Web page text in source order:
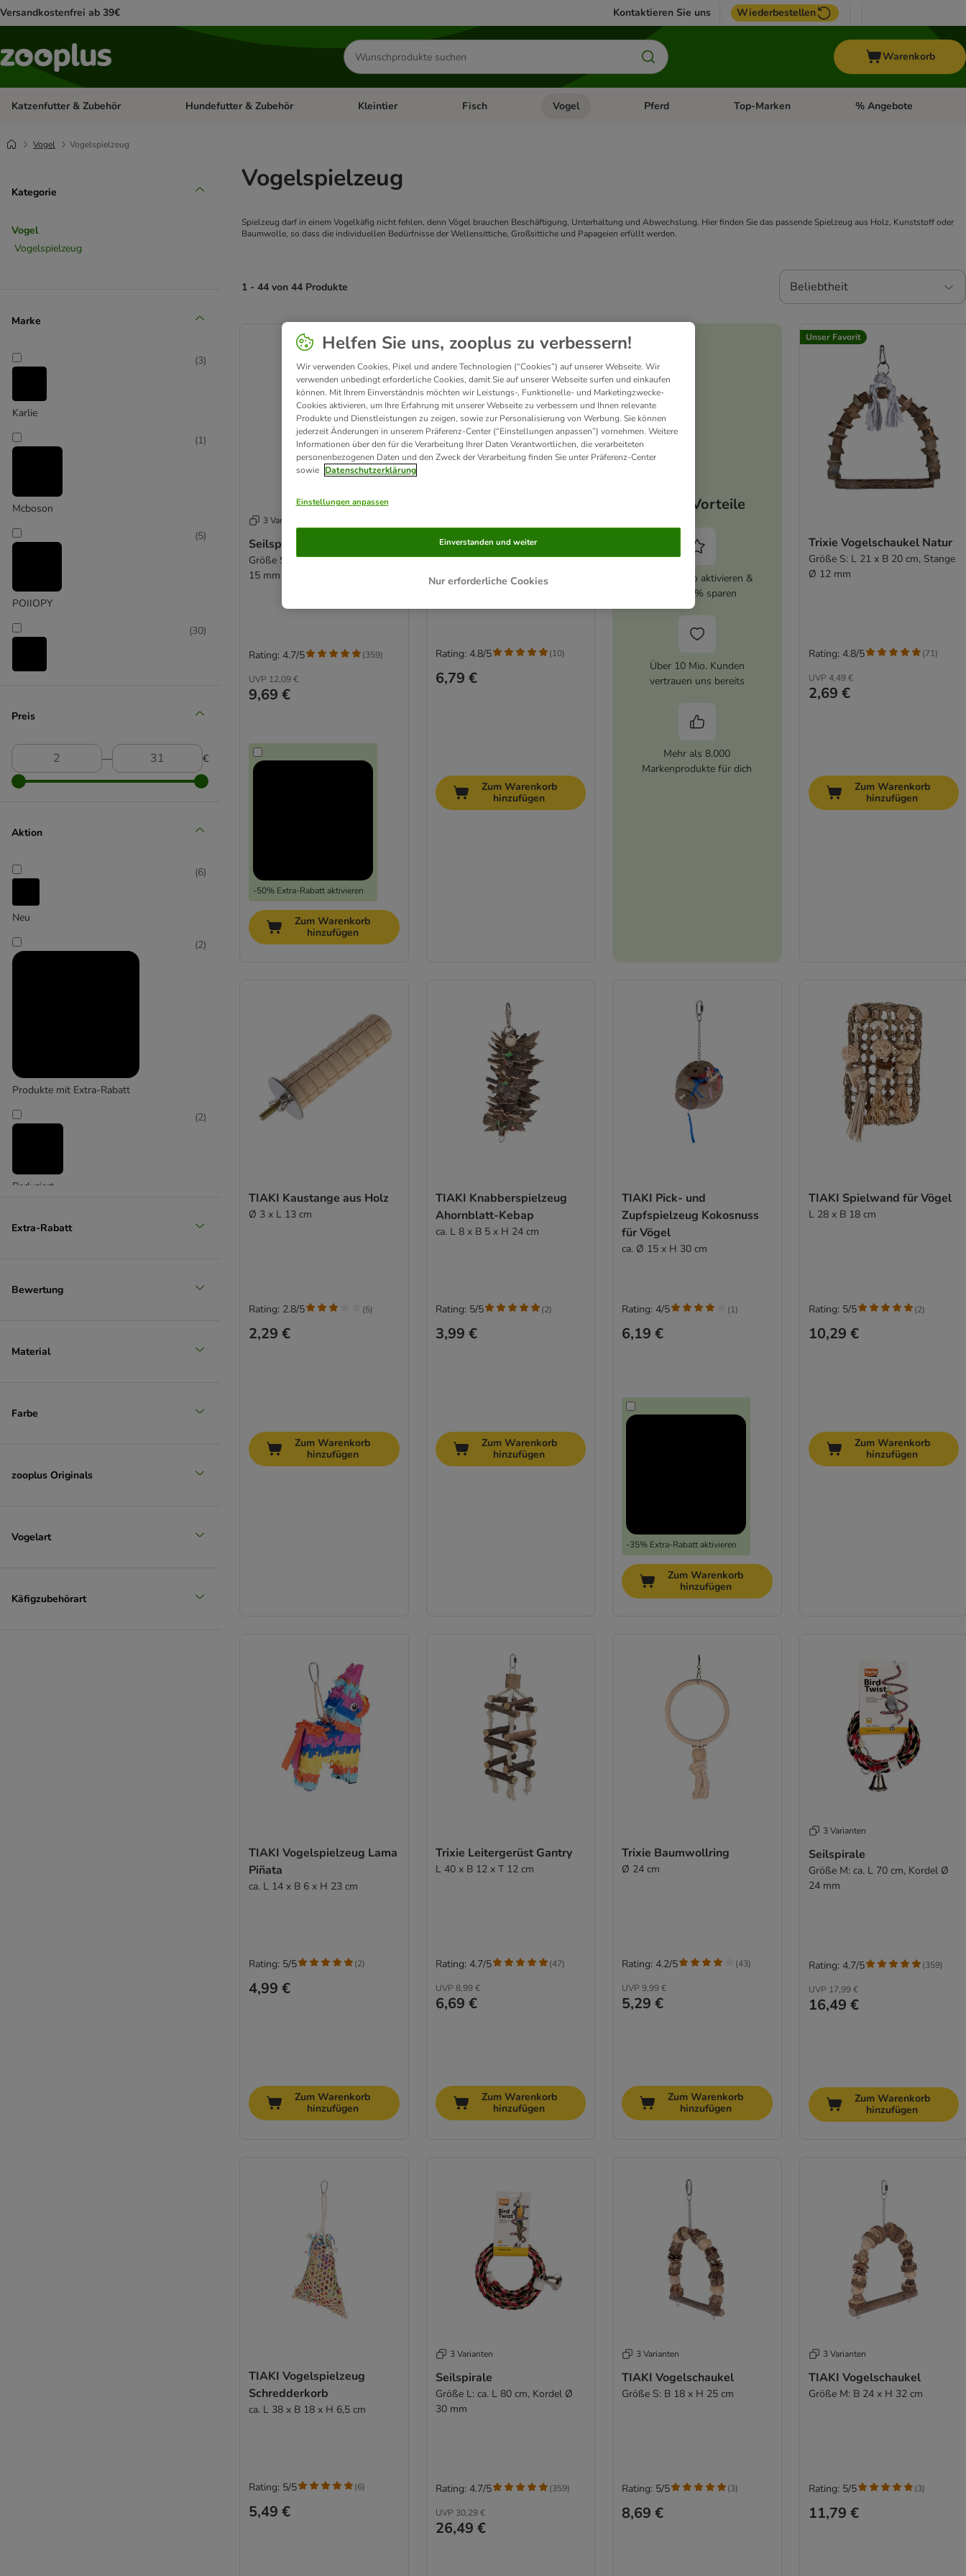
Versandkostenfrei ab 39€ Kontaktieren Sie uns Wiederbestellen
Produkte
suchen
Warenkorb
Katzenfutter & Zubehör Kategorie-Menü öffnen: Katzenfutter & Zubehör
Hundefutter & Zubehör Kategorie-Menü öffnen: Hundefutter & Zubehör
Kleintier Kategorie-Menü öffnen: Kleintier
Fisch Kategorie-Menü öffnen: Fisch
Vogel Kategorie-Menü öffnen: Vogel
Pferd Kategorie-Menü öffnen: Pferd
Top-Marken Kategorie-Menü öffnen:
% Angebote
Vogel Vogelspielzeug
Kategorie
Vogel
Vogelspielzeug
Marke
Karlie
(3)
Mcboson
(1)
POIIOPY
(5)
(30)
(5
Preis
― €
Aktion
Neu
(6)
Produkte mit Extra-Rabatt
(2)
Reduziert
(2)
Extra-Rabatt
Bewertung
Material
Farbe
zooplus Originals
Vogelart
Käfigzubehörart
Vogelspielzeug
Spielzeug darf in einem Vogelkäfig nicht fehlen, denn Vögel brauchen Beschäftigung, Unterhaltung und Abwechslung. Hier finden Sie das passende Spielzeug aus Holz, Kunststoff oder
Baumwolle, so dass die individuellen Bedürfnisse der Wellensittiche, Großsittiche und Papageien erfüllt werden.
1 - 44 von 44 Produkte Beliebtheit
product items have been changed
3 Varianten
Seilspirale
Größe S: ca. L 60 cm, Kordel Ø
15 mm
UVP 12,09 €
9,69 €
-50% Extra-Rabatt aktivieren
Rating: 4.7/5 (359)
Zum Warenkorb
hinzufügen
TIAKI Schredderspielzeug
aus Bambus und Papier
L 18 x B 13 x H 12 cm
6,79 €
Rating: 4.8/5 (10)
Zum Warenkorb
hinzufügen
Deine Vorteile
zooplus Abo aktivieren &
immer 5% sparen
Über 10 Mio. Kunden
vertrauen uns bereits
Mehr als 8.000
Markenprodukte für dich
Unser Favorit
Trixie Vogelschaukel Natur
Größe S: L 21 x B 20 cm, Stange
Ø 12 mm
UVP 4,49 €
2,69 €
Rating: 4.8/5 (71)
Zum Warenkorb
hinzufügen
TIAKI Kaustange aus Holz
Ø 3 x L 13 cm
2,29 €
Rating: 2.8/5 (5)
Zum Warenkorb
hinzufügen
TIAKI Knabberspielzeug
Ahornblatt-Kebap
ca. L 8 x B 5 x H 24 cm
3,99 €
Rating: 5/5 (2)
Zum Warenkorb
hinzufügen
TIAKI Pick- und
Zupfspielzeug Kokosnuss
für Vögel
ca. Ø 15 x H 30 cm
6,19 €
-35% Extra-Rabatt aktivieren
Rating: 4/5 (1)
Zum Warenkorb
hinzufügen
TIAKI Spielwand für Vögel
L 28 x B 18 cm
10,29 €
Rating: 5/5 (2)
Zum Warenkorb
hinzufügen
TIAKI Vogelspielzeug Lama
Piñata
ca. L 14 x B 6 x H 23 cm
4,99 €
Rating: 5/5 (2)
Zum Warenkorb
hinzufügen
Trixie Leitergerüst Gantry
L 40 x B 12 x T 12 cm
UVP 8,99 €
6,69 €
Rating: 4.7/5 (47)
Zum Warenkorb
hinzufügen
Trixie Baumwollring
Ø 24 cm
UVP 9,99 €
5,29 €
Rating: 4.2/5 (43)
Zum Warenkorb
hinzufügen
3 Varianten
Seilspirale
Größe M: ca. L 70 cm, Kordel Ø
24 mm
UVP 17,99 €
16,49 €
Rating: 4.7/5 (359)
Zum Warenkorb
hinzufügen
TIAKI Vogelspielzeug
Schredderkorb
ca. L 38 x B 18 x H 6,5 cm
5,49 €
Rating: 5/5 (6)
3 Varianten
Seilspirale
Größe L: ca. L 80 cm, Kordel Ø
30 mm
UVP 30,29 €
26,49 €
Rating: 4.7/5 (359)
3 Varianten
TIAKI Vogelschaukel
Größe S: B 18 x H 25 cm
8,69 €
Rating: 5/5 (3)
3 Varianten
TIAKI Vogelschaukel
Größe M: B 24 x H 32 cm
11,79 €
Rating: 5/5 (3)
Helfen Sie uns, zooplus zu verbessern!
Wir verwenden Cookies, Pixel und andere Technologien (“Cookies”) auf unserer Webseite. Wir
verwenden unbedingt erforderliche Cookies, damit Sie auf unserer Webseite surfen und einkaufen
können. Mit Ihrem Einverständnis möchten wir Leistungs-, Funktionelle- und Marketingzwecke-
Cookies aktivieren, um Ihre Erfahrung mit unserer Webseite zu verbessern und Ihnen relevante
Produkte und Dienstleistungen zu zeigen, sowie zur Personalisierung von Werbung. Sie können
jederzeit Änderungen in unserem Präferenz-Center (“Einstellungen anpassen”) vornehmen. Weitere
Informationen über den für die Verarbeitung Ihrer Daten Verantwortlichen, die verarbeiteten
personenbezogenen Daten und den Zweck der Verarbeitung finden Sie unter Präferenz-Center
sowie Datenschutzerklärung
Einstellungen anpassen
Nur erforderliche Cookies
Einverstanden und weiter